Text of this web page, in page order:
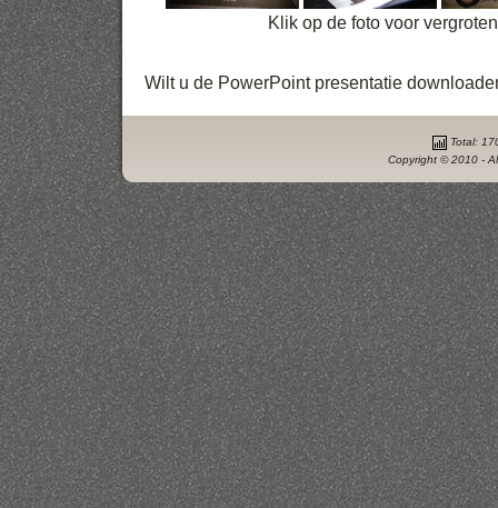
Klik op de foto voor
Wilt u de PowerPoint presentatie
Total:
Copyright © 2010 -